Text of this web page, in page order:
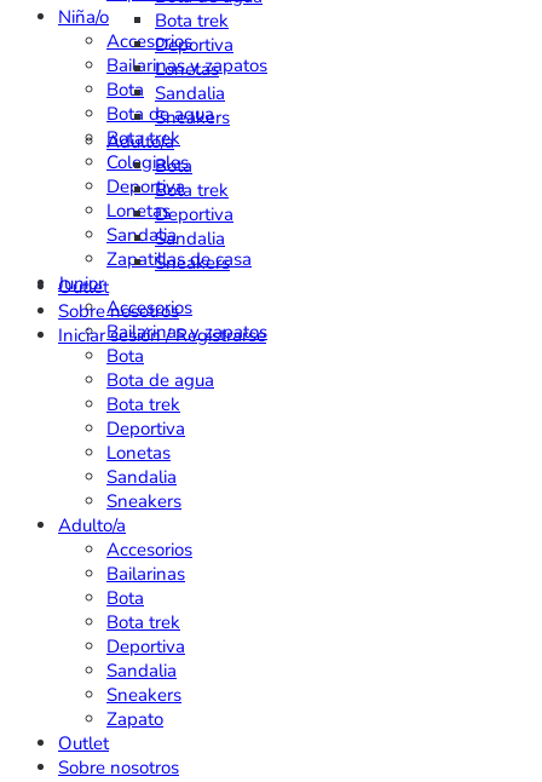
Niña/o
Accesorios
Bailarinas y zapatos
Bota
Bota de agua
Bota trek
Colegiales
Deportiva
Lonetas
Sandalia
Zapatillas de casa
Junior
Accesorios
Bailarinas y zapatos
Bota
Bota de agua
Bota trek
Deportiva
Lonetas
Sandalia
Sneakers
Adulto/a
Accesorios
Bailarinas
Bota
Bota trek
Deportiva
Sandalia
Sneakers
Zapato
Outlet
Sobre nosotros
Bota trek
Deportiva
Lonetas
Sandalia
Sneakers
Adulto/a
Bota
Bota trek
Deportiva
Sandalia
Sneakers
Outlet
Sobre nosotros
Iniciar sesión / Registrarse